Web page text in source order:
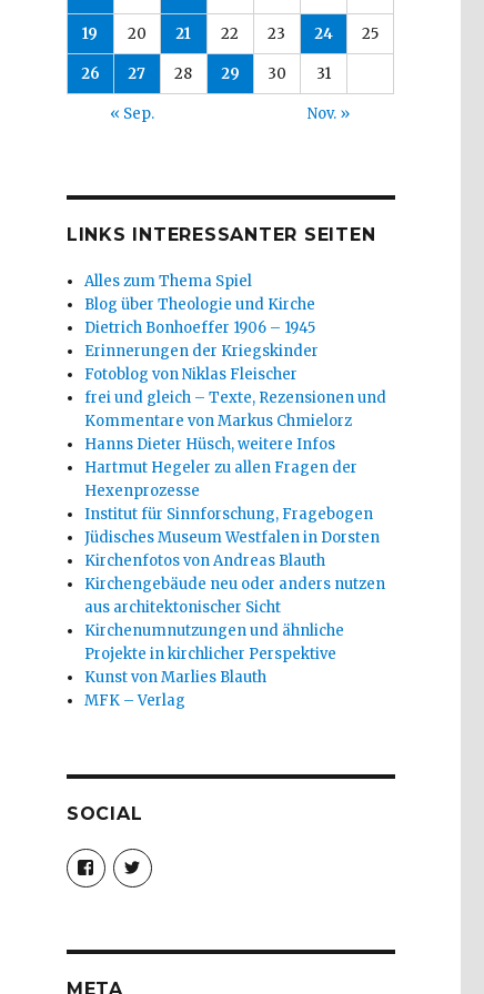
19 20 21 22 23 24 25
26 27 28 29 30 31
« Sep. Nov. »
LINKS INTERESSANTER SEITEN
Alles zum Thema Spiel
Blog über Theologie und Kirche
Dietrich Bonhoeffer 1906 – 1945
Erinnerungen der Kriegskinder
Fotoblog von Niklas Fleischer
frei und gleich – Texte, Rezensionen und
Kommentare von Markus Chmielorz
Hanns Dieter Hüsch, weitere Infos
Hartmut Hegeler zu allen Fragen der
Hexenprozesse
Institut für Sinnforschung, Fragebogen
Jüdisches Museum Westfalen in Dorsten
Kirchenfotos von Andreas Blauth
Kirchengebäude neu oder anders nutzen
aus architektonischer Sicht
Kirchenumnutzungen und ähnliche
Projekte in kirchlicher Perspektive
Kunst von Marlies Blauth
MFK – Verlag
SOCIAL
Profil
von
christoph.fleischer1
anzeigen
Profil
von
anzeigen
META